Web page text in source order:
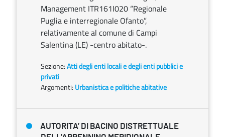
Management ITR161I020 “Regionale
Puglia e interregionale Ofanto”,
relativamente al comune di Campi
Salentina (LE) -centro abitato-.
Sezione:Atti degli enti locali e degli enti pubblici e
privati
Argomenti: Urbanistica e politiche abitative
AUTORITA’ DI BACINO DISTRETTUALE